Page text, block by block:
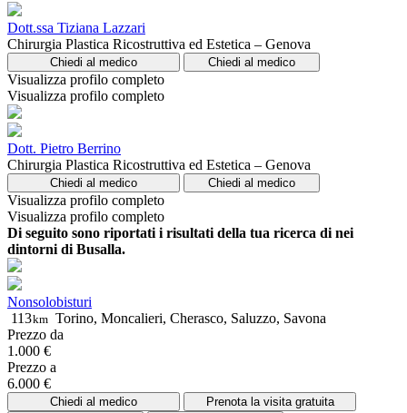
Dott.ssa Tiziana Lazzari
Chirurgia Plastica Ricostruttiva ed Estetica – Genova
Chiedi al medico Chiedi al medico
Visualizza profilo completo
Visualizza profilo completo
Dott. Pietro Berrino
Chirurgia Plastica Ricostruttiva ed Estetica – Genova
Chiedi al medico Chiedi al medico
Visualizza profilo completo
Visualizza profilo completo
Di seguito sono riportati i risultati della tua ricerca di nei
dintorni di Busalla.
Nonsolobisturi
113km Torino, Moncalieri, Cherasco, Saluzzo, Savona
Prezzo da
1.000 €
Prezzo a
6.000 €
Chiedi al medico
Prenota la visita gratuita